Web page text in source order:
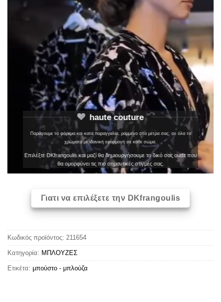
haute couture
Παράγουμε το φόρεμα και κατά παραγγελία, ραμμένο στα μέτρα σας, σε όλα τα
χρώματα με ιδανική εφαρμογή σε κάθε σώμα.
Επιλέξτε DKfrangoulis και μαζί θα δημιουργήσουμε το δικό σας outfit που
θα ομορφύνει τις πιο σημαντικές στιγμές σας.
Γιατι να επιλέξετε την DKfrangoulis
Κωδικός προϊόντος: 211654
Κατηγορία: ΜΠΛΟΥΖΕΣ
Ετικέτα: μπούστο - μπλούζα